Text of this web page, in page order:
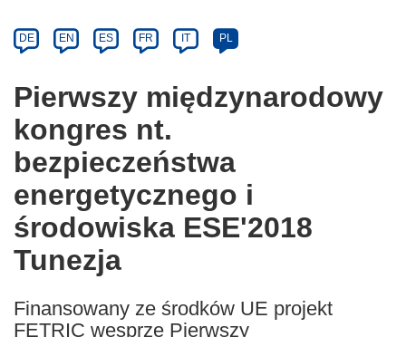
Article
available
the
following
languages:
DE EN ES FR IT PL
Pierwszy międzynarodowy
kongres nt.
bezpieczeństwa
energetycznego i
środowiska ESE'2018
Tunezja
Finansowany ze środków UE projekt
FETRIC wesprze Pierwszy